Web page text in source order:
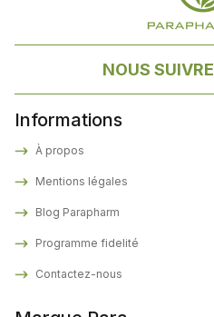
NOUS SUIVRE
Informations
À propos
Mentions légales
Blog Parapharm
Programme fidelité
Contactez-nous